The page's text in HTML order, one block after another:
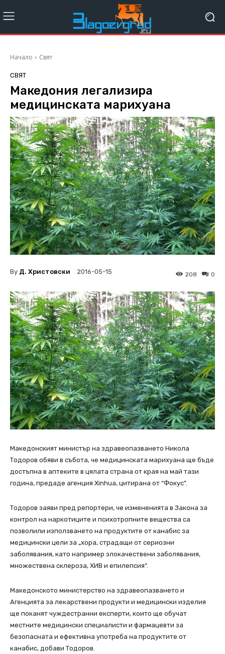
Начало Свят
СВЯТ
Македония легализира
медицинската марихуана
By Д. Христовски 2016-05-15 0
208
Македонският министър на здравеопазването Никола
Тодоров обяви в събота, че медицинската марихуана ще бъде
достъпна в аптеките в цялата страна от края на май тази
година, предаде агенция Xinhua, цитирана от “Фокус”.
Тодоров заяви пред репортери, че измененията в Закона за
контрол на наркотиците и психотропните вещества са
позволили използването на продуктите от канабис за
медицински цели за „хора, страдащи от сериозни
заболявания, като например злокачествени заболявания,
множествена склероза, ХИВ и епилепсия“.
Македонското министерство на здравеопазването и
Агенцията за лекарствени продукти и медицински изделия
ще поканят чуждестранни експерти, които ще обучат
местните медицински специалисти и фармацевти за
безопасната и ефективна употреба на продуктите от
канабис, добави Тодоров.